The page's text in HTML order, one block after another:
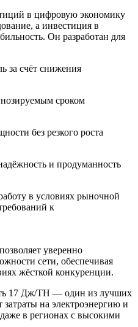
в цифровую экономику
а инвестиция в
Он разработан для
за счёт снижения
сроком
без резкого роста
и продуманность
в условиях рыночной
к
уверенно
сети, обеспечивая
жёсткой конкуренции.
17 Дж/TH — один из лучших
затраты на электроэнергию и
в регионах с высокими